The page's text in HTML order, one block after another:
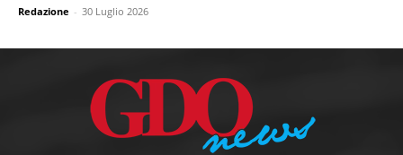
Redazione - 30 Luglio 2026